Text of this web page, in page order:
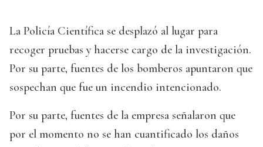
La Policía Científica se desplazó al lugar para
recoger pruebas y hacerse cargo de la investigación.
Por su parte, fuentes de los bomberos apuntaron que
sospechan que fue un incendio intencionado.
Por su parte, fuentes de la empresa señalaron que
por el momento no se han cuantificado los daños